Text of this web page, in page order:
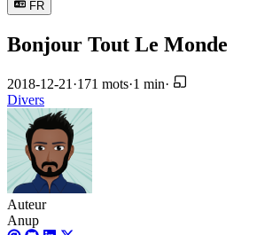
FR
Bonjour Tout Le Monde
2018-12-21 ·171 mots·1 min·
Divers
Auteur
Anup